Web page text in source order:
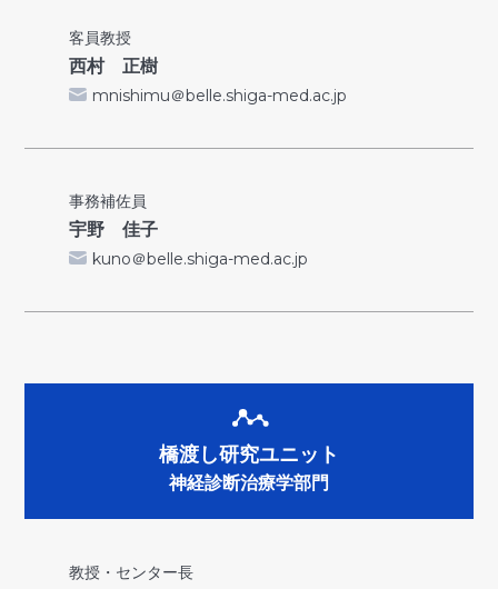
客員教授
西村 正樹
mnishimu＠belle.shiga-med.ac.jp
事務補佐員
宇野 佳子
kuno＠belle.shiga-med.ac.jp
橋渡し研究ユニット
神経診断治療学部門
教授・センター長